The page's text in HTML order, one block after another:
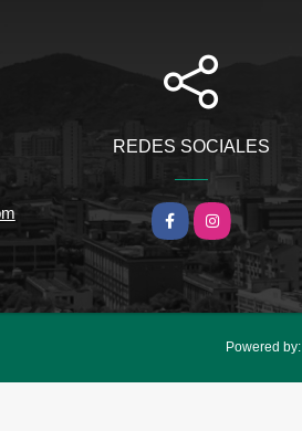
REDES SOCIALES
Facebook
Instagram
Powered by: